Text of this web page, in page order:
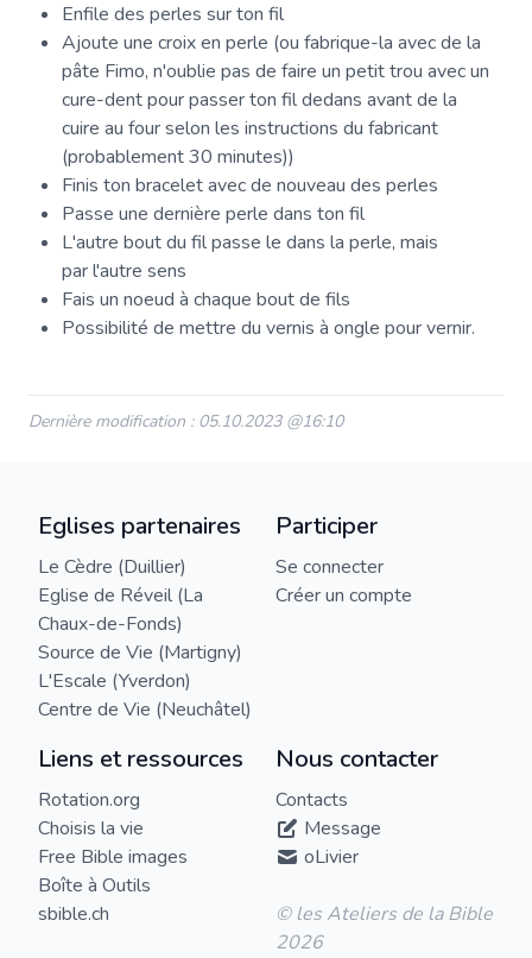
Enfile des perles sur ton fil
Ajoute une croix en perle (ou fabrique-la avec de la
pâte Fimo, n'oublie pas de faire un petit trou avec un
cure-dent pour passer ton fil dedans avant de la
cuire au four selon les instructions du fabricant
(probablement 30 minutes))
Finis ton bracelet avec de nouveau des perles
Passe une dernière perle dans ton fil
L'autre bout du fil passe le dans la perle, mais
par l'autre sens
Fais un noeud à chaque bout de fils
Possibilité de mettre du vernis à ongle pour vernir.
Dernière modification : 05.10.2023 @16:10
Eglises partenaires
Le Cèdre (Duillier)
Eglise de Réveil (La
Chaux-de-Fonds)
Source de Vie (Martigny)
L'Escale (Yverdon)
Centre de Vie (Neuchâtel)
Participer
Se connecter
Créer un compte
Liens et ressources
Rotation.org
Choisis la vie
Free Bible images
Boîte à Outils
sbible.ch
Nous contacter
Contacts
Message
oLivier
© les Ateliers de la Bible
2026